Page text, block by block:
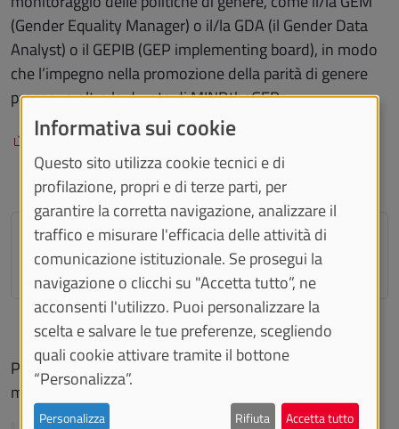
(Gender Equality Manager) o il/la GDA (il Gender Data
Analyst) o il GEPIB (GEP implementing board), in modo
che l’impegno nella promozione della parità di genere
prosegua oltre la durata di MINDtheGEPs.
Gender Equality Plan (GEP) 2023
La rete di delegati e delegate di
UniTo
Per il miglioramento di ogni area chiave, il GEP UniTO
mette in campo un mix di azioni strutturali e culturali.
Informativa sui cookie
Questo sito utilizza cookie tecnici e di
profilazione, propri e di terze parti, per
garantire la corretta navigazione, analizzare il
traffico e misurare l'efficacia delle attività di
comunicazione istituzionale. Se prosegui la
navigazione o clicchi su "Accetta tutto”, ne
acconsenti l'utilizzo. Puoi personalizzare la
scelta e salvare le tue preferenze, scegliendo
quali cookie attivare tramite il bottone
“Personalizza”.
Personalizza Rifiuta Accetta tutto